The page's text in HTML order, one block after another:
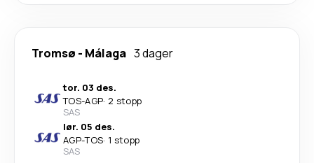
Tromsø - Málaga 3 dager
tor. 03 des.
TOS-AGP· 2 stopp
SAS
lør. 05 des.
AGP-TOS· 1 stopp
SAS